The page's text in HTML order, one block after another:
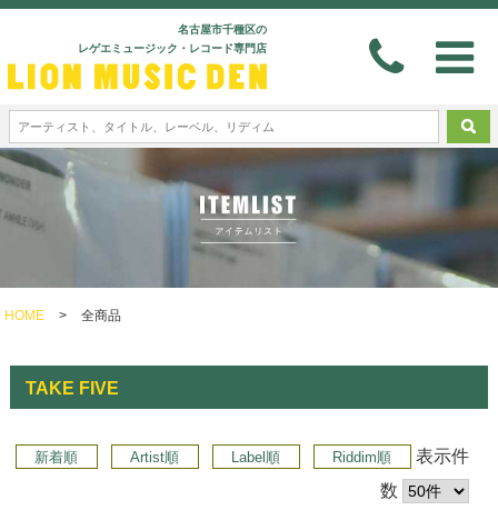
名古屋市千種区の
レゲエミュージック・レコード専門店
HOME > 全商品
TAKE FIVE
新着順 Artist順 Label順 Riddim順
表示件
数